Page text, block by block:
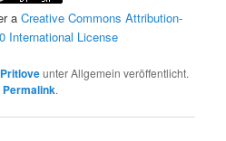
a Creative Commons Attribution-
International License
unter Allgemein veröffentlicht.
Permalink.